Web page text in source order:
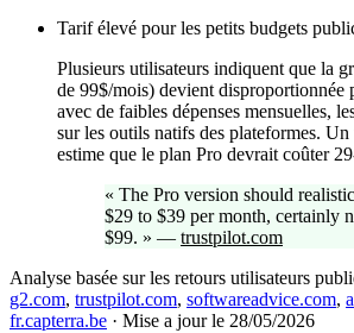
Tarif élevé pour les petits budgets
Plusieurs utilisateurs indiquent que la
de 99$/mois) devient disproportionnée
avec de faibles dépenses mensuelles,
sur les outils natifs des plateformes.
estime que le plan Pro devrait coûter
« The Pro version should
$29 to $39 per month, certainly
$99. » — trustpilot.com
Analyse basée sur les retours utilisateurs
g2.com, trustpilot.com, softwareadvice.com,
fr.capterra.be · Mise a jour le 28/05/2026